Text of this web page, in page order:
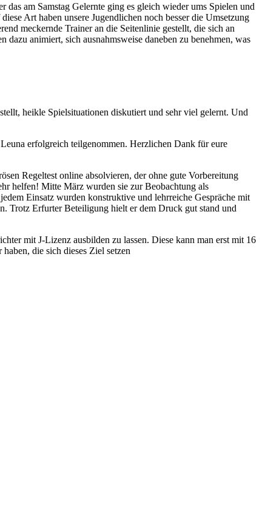
am Samstag Gelernte ging es gleich wieder ums Spielen und
Art haben unsere Jugendlichen noch besser die Umsetzung
meckernde Trainer an die Seitenlinie gestellt, die sich an
animiert, sich ausnahmsweise daneben zu benehmen, was
heikle Spielsituationen diskutiert und sehr viel gelernt. Und
erfolgreich teilgenommen. Herzlichen Dank für eure
Regeltest online absolvieren, der ohne gute Vorbereitung
helfen! Mitte März wurden sie zur Beobachtung als
Einsatz wurden konstruktive und lehrreiche Gespräche mit
Trotz Erfurter Beteiligung hielt er dem Druck gut stand und
mit J-Lizenz ausbilden zu lassen. Diese kann man erst mit 16
die sich dieses Ziel setzen